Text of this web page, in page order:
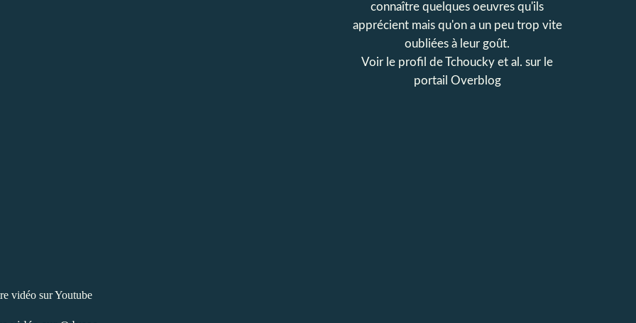
vidéo sur Youtube
connaître quelques oeuvres qu'ils
apprécient mais qu'on a un peu trop vite
oubliées à leur goût.
Voir le profil deTchoucky et al. sur le
portail Overblog